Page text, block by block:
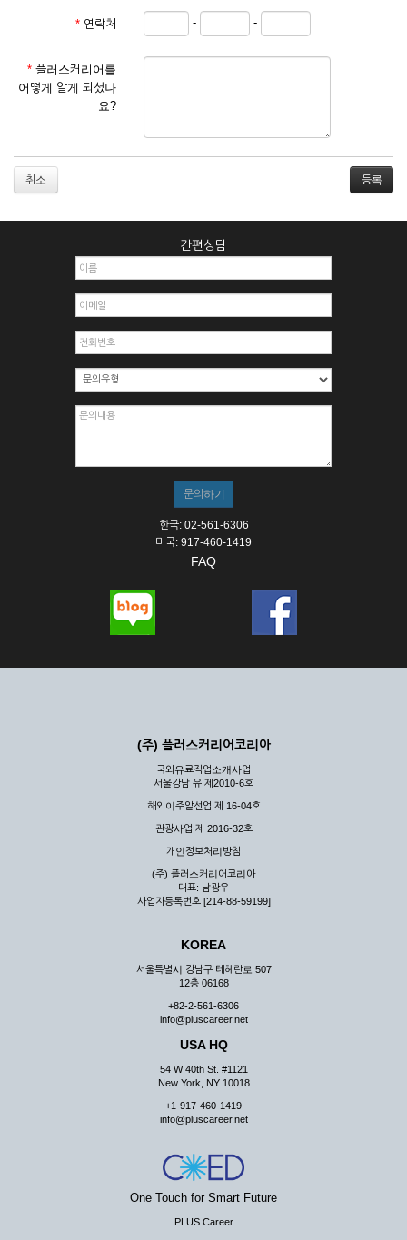
① 서비스 이용계약은 서비스 이용 희망자가 본 약관에 동의한
를 심사, 승낙함으로써 성립하며, 회사는 신청자의 실명 확인 절
차를 밟을 수 있습니다.
② 회원가입시 입력한 ID는 변경할 수 없으며, 회원 1인당 한 개
의 ID가 발급됩니다. 부득이한 경우로 인해 변경하고자 하는 경
거절하거나 취소할 수 있으며, 실명으로 등록하지 않은 자의 일
2. 개인정보를 허위로 기재하여 신청할 경우
3. 경쟁 관게에 있는 이용자가 신청할 경우
4. 타인의 서비스 이용을 방해하거나, 정보를 도용한 경우
6. 이용자가 영업활동 또는 부정한 용도로 본 서비스를 이용할
7. 회사의 정보를 사전 승낙 없이 전재, 변조, 복사하여 이용하
8. 기타 회사가 정한 제반 사항을 위반하며 신청하는 경우
제5조 (서비스의 이용 및 중지)
② 시스템 점검, 교체 및 고장, 기술적인 이유, 국가비상사태, 정
스가 불가능할 경우 회사는 사전 공지나 예고 없이 서비스의 전
부 또는 일부를 일시적 또는 영구적으로 중지할 수 있습니다.
③ 기타 회사는 서비스를 제공할 수 없는 합당한 사유가 발생한
④ 회사는 제 2항 및 제 3항의 사유로 서비스의 제공이 일시적
여 배상하지 않습니다.
제3장 권리 및 의무
공할 수 있도록 최선의 노력을 다하여야 합니다.
게 누설, 배포하여서는 안됩니다. 다만, 관계법령에 의하여 국가
기관 등의 합법적인 요구가 있는 경우에는 해당 되지 않습니다.
③ 회사는 이용자로부터 제기되는 의견이나 불만이 정당하다고
인정할 경우에는 즉시 처리하여야 하며, 즉시 처리가 곤란한 경
우 그 처리를 위해 노력해야 합니다.
제7조 (회원의 의무)
① 회원은 ID와 비밀 번호에 관한 모든 관리의 책임이 있으며
② 회원은 이용신청서의 기재내용 중 변경된 내용이 있는 경우
서비스를 통하여 그 내용을 회사에 통지하여야 합니다.
③ 다른 회원의 ID와 비밀번호를 부당하게 사용하는 행위를
④ 회원은 회사의 서비스에서 타 사이트의 홍보행위를 하지 않
아야 하며 공공질서나 미풍약속에 위배되는 내용 혹은 저작권을
리 행위도 할 수 없습니다.
사가 통지하는 사항을 준수하여야 하며, 기타 회사의 업무에 방
해되는 행위를 하여서는 아니 됩니다.
제8조 (회원의 관리)
① 회원은 언제든 이 약관에 대한 동의를 철회할 수 있습니다.
* 연락처 - -
* 플러스커리어를
어떻게 알게 되셨나
요?
취소
간편상담
한국: 02-561-6306
미국: 917-460-1419
FAQ
(주) 플러스커리어코리아
국외유료직업소개사업
서울강남 유 제2010-6호
해외이주알선업 제 16-04호
관광사업 제 2016-32호
개인정보처리방침
(주) 플러스커리어코리아
대표: 남광우
사업자등록번호 [214-88-59199]
KOREA
서울특별시 강남구 테헤란로 507
12층 06168
+82-2-561-6306
info@pluscareer.net
USA HQ
54 W 40th St. #1121
New York, NY 10018
+1-917-460-1419
info@pluscareer.net
One Touch for Smart Future
PLUS Career